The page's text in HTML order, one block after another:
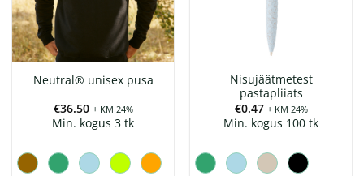
Neutral® unisex pusa
€36.50 + KM 24%
Min. kogus 3 tk
Nisujäätmetest
pastapliiats
€0.47 + KM 24%
Min. kogus 100 tk